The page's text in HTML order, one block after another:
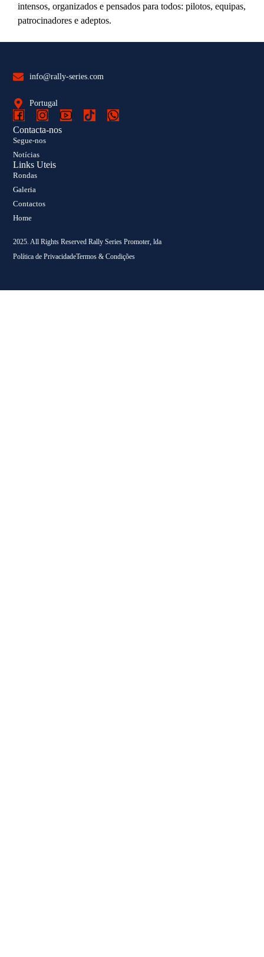
intensos, organizados e pensados para todos: pilotos, equipas,
patrocinadores e adeptos.
info@rally-series.com
Portugal
Contacta-nos
Segue-nos
Notícias
Links Uteis
Rondas
Galeria
Contactos
Home
2025. All Rights Reserved Rally Series Promoter, lda
Política de PrivacidadeTermos & Condições